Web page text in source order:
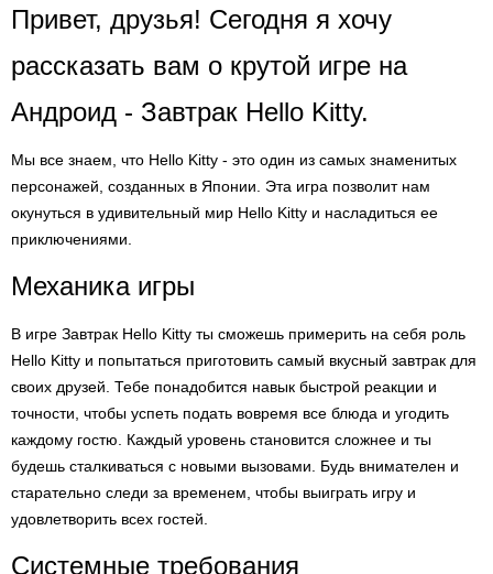
Привет, друзья! Сегодня я хочу
рассказать вам о крутой игре на
Андроид - Завтрак Hello Kitty.
Мы все знаем, что Hello Kitty - это один из самых знаменитых
персонажей, созданных в Японии. Эта игра позволит нам
окунуться в удивительный мир Hello Kitty и насладиться ее
приключениями.
Механика игры
В игре Завтрак Hello Kitty ты сможешь примерить на себя роль
Hello Kitty и попытаться приготовить самый вкусный завтрак для
своих друзей. Тебе понадобится навык быстрой реакции и
точности, чтобы успеть подать вовремя все блюда и угодить
каждому гостю. Каждый уровень становится сложнее и ты
будешь сталкиваться с новыми вызовами. Будь внимателен и
старательно следи за временем, чтобы выиграть игру и
удовлетворить всех гостей.
Системные требования